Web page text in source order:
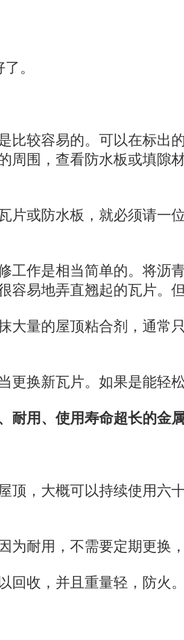
。
比较容易的。可以在标出
周围，查看防水板或填隙
片或防水板，就必须请一
工作是相当简单的。将沥
容易地弄直翘起的瓦片。
大量的屋顶粘合剂，通常
更换新瓦片。如果是能轻
耐用、使用寿命超长的金
顶，大概可以持续使用六
为耐用，不需要定期更换
回收，并且重量轻，防火。